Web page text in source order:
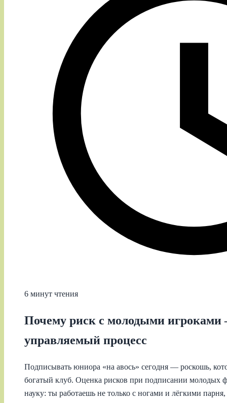
6 минут чтения
Почему риск с молодыми игроками
управляемый процесс
Подписывать юниора «на авось» сегодня — роскошь,
богатый клуб. Оценка рисков при подписании молодых
науку: ты работаешь не только с ногами и лёгкими